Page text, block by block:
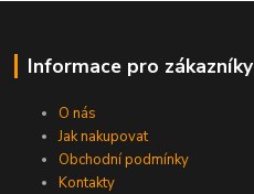
Informace pro zákazníky
O nás
Jak nakupovat
Obchodní podmínky
Kontakty